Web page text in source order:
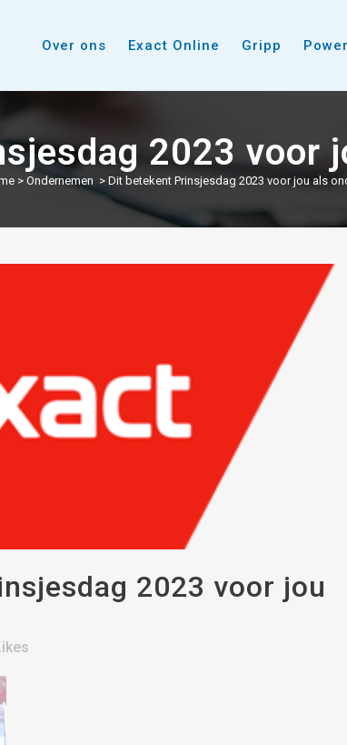
Over ons Exact Online Gripp
2023 voor
> Ondernemen > Dit betekent Prinsjesdag 2023 voor jou als
2023 voor jou